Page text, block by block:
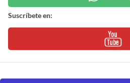
Suscríbete en: